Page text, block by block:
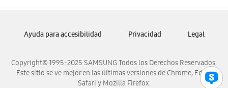
Samsung Venezuela
Copyright© 1995-2025 SAMSUNG Todos los Derechos Reservados.
Este sitio se ve mejor en las últimas versiones de Chrome, Edge,
Safari y Mozilla Firefox.
Ayuda para accesibilidad Privacidad Legal